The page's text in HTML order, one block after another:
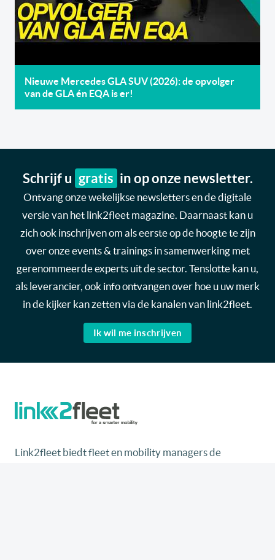
Nieuwe Mercedes GLA SUV (2026): de opvolger
van de GLA én EQA is er!
Schrijf u gratis in op onze newsletter.
Ontvang onze wekelijkse newsletters en de digitale
versie van het link2fleet magazine. Daarnaast kan u
zich ook inschrijven om als eerste op de hoogte te zijn
over onze events & trainings in samenwerking met
gerenommeerde experts uit de sector. Tenslotte kan u,
als leverancier, ook info ontvangen over hoe u uw merk
in de kijker kan zetten via de kanalen van link2fleet.
Ik wil me inschrijven
Link2fleet biedt fleet en mobility managers de